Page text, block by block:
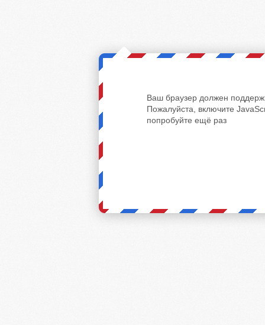
Ваш браузер должен
Пожалуйста, включите
попробуйте ещё раз